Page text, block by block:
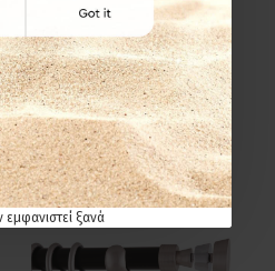
εμφανιστεί ξανά
Κουρτινόξυλο Αντικέ
ΕΤΑΙΡΕΙΑΣ